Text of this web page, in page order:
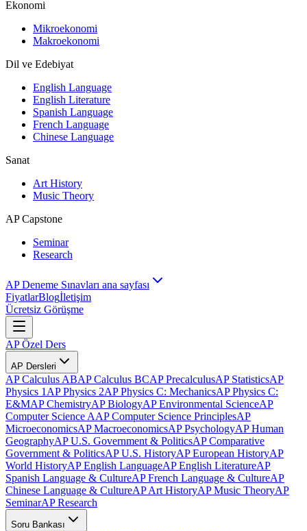
Ekonomi
Mikroekonomi
Makroekonomi
Dil ve Edebiyat
English Language
English Literature
Spanish Language
French Language
Chinese Language
Sanat
Art History
Music Theory
AP Capstone
Seminar
Research
AP Deneme Sınavları ana sayfası
FiyatlarBlogİletişim
Ücretsiz Görüşme
AP Özel Ders
AP Dersleri
AP Calculus ABAP Calculus BCAP PrecalculusAP StatisticsAP
Physics 1 AP Physics 2AP Physics C: MechanicsAP Physics C:
E&MAP ChemistryAP BiologyAP Environmental ScienceAP
Computer Science AAP Computer Science PrinciplesAP
MicroeconomicsAP MacroeconomicsAP PsychologyAP Human
GeographyAP U.S. Government & PoliticsAP Comparative
Government & PoliticsAP U.S. HistoryAP European HistoryAP
World HistoryAP English LanguageAP English LiteratureAP
Spanish Language & CultureAP French Language & CultureAP
Chinese Language & CultureAP Art HistoryAP Music TheoryAP
SeminarAP Research
Soru Bankası